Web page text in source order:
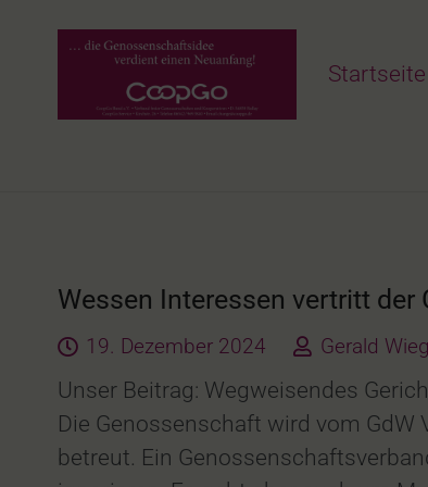
Startseite
Wessen Interessen vertritt der
19. Dezember 2024 Gerald
Unser Beitrag: Wegweisendes
Die Genossenschaft wird vom GdW
betreut. Ein